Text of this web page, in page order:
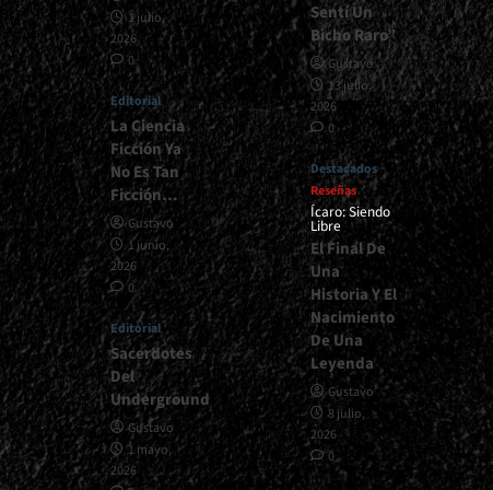
1 julio,
2026
0
Editorial
La Ciencia
Ficción Ya
No Es Tan
Ficción…
Gustavo
1 junio,
2026
0
Editorial
Sacerdotes
Del
Underground
Gustavo
1 mayo,
2026
Sentí Un
Bicho Raro”
Gustavo
13 julio,
2026
0
Destacados
Reseñas
Ícaro: Siendo
Libre
El Final De
Una
Historia Y El
Nacimiento
De Una
Leyenda
Gustavo
8 julio,
2026
0